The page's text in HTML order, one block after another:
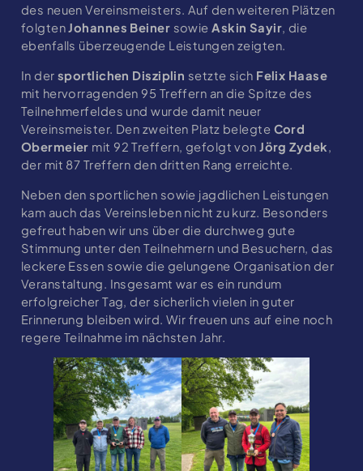
des neuen Vereinsmeisters. Auf den weiteren Plätzen
folgtenJohannes Beiner sowieAskin Sayir, die
ebenfalls überzeugende Leistungen zeigten.
In dersportlichen Disziplin setzte sich Felix Haase
mit hervorragenden 95 Treffern an die Spitze des
Teilnehmerfeldes und wurde damit neuer
Vereinsmeister. Den zweiten Platz belegte Cord
Obermeier mit 92 Treffern, gefolgt vonJörg Zydek,
der mit 87 Treffern den dritten Rang erreichte.
Neben den sportlichen sowie jagdlichen Leis­tun­gen
kam auch das Vereinsleben nicht zu kurz. Besonders
gefreut haben wir uns über die durch­weg gute
Stimmung unter den Teilnehmern und Besuchern, das
leckere Essen sowie die gelungene Organisation der
Veranstaltung. Insgesamt war es ein rundum
erfolgreicher Tag, der sicherlich vielen in guter
Erinnerung bleiben wird. Wir freuen uns auf eine noch
regere Teilnahme im nächsten Jahr.